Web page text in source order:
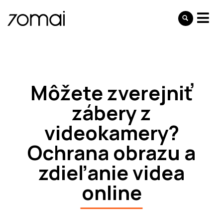
Môžete zverejniť
zábery z
videokamery?
Ochrana obrazu a
zdieľanie videa
online